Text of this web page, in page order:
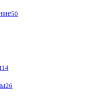
50
14
26